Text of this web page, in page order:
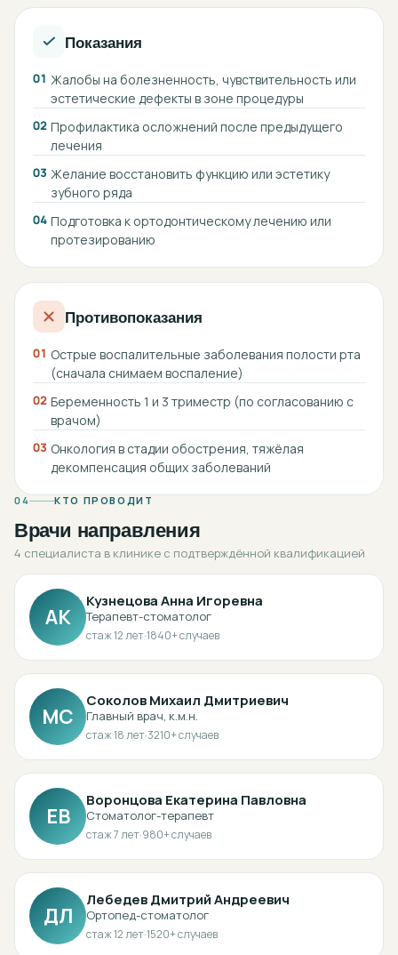
Показания
01 Жалобы на болезненность, чувствительность или
эстетические дефекты в зоне процедуры
02 Профилактика осложнений после предыдущего
лечения
03 Желание восстановить функцию или эстетику
зубного ряда
04 Подготовка к ортодонтическому лечению или
протезированию
Противопоказания
01 Острые воспалительные заболевания полости рта
(сначала снимаем воспаление)
02 Беременность 1 и 3 триместр (по согласованию с
врачом)
03 Онкология в стадии обострения, тяжёлая
декомпенсация общих заболеваний
04 КТО ПРОВОДИТ
Врачи направления
4 специалиста в клинике с подтверждённой квалификацией
АК
Кузнецова Анна Игоревна
Терапевт-стоматолог
стаж12лет·1840+ случаев
МС
Соколов Михаил Дмитриевич
Главный врач, к.м.н.
стаж18лет·3210+ случаев
ЕВ
Воронцова Екатерина Павловна
Стоматолог-терапевт
стаж7лет·980+ случаев
ДЛ
Лебедев Дмитрий Андреевич
Ортопед-стоматолог
стаж12лет·1520+ случаев